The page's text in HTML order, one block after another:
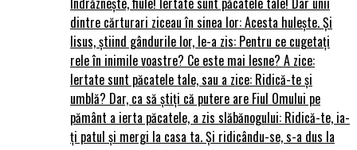
dintre cărturari ziceau în sinea lor: Acesta hulește. Și
Iisus, știind gândurile lor, le-a zis: Pentru ce cugetați
rele în inimile voastre? Ce este mai lesne? A zice:
Iertate sunt păcatele tale, sau a zice: Ridică-te și
umblă? Dar, ca să știți că putere are Fiul Omului pe
pământ a ierta păcatele, a zis slăbănogului: Ridică-te, ia-
ți patul și mergi la casa ta. Și ridicându-se, s-a dus la